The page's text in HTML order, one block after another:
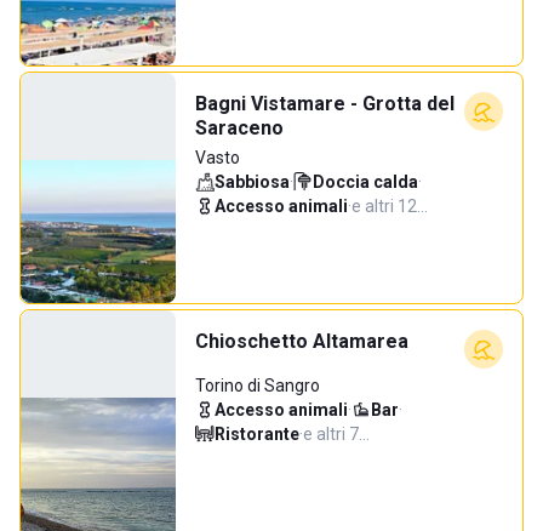
Bagni Vistamare - Grotta del
Saraceno
Vasto
Sabbiosa· Doccia calda·
Accesso animali·e altri 12…
Chioschetto Altamarea
Torino di Sangro
Accesso animali· Bar·
Ristorante·e altri 7…